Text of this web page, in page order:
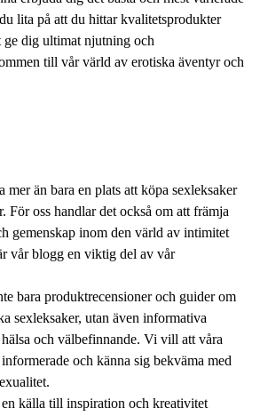
lita på att du hittar kvalitetsprodukter
ge dig ultimat njutning och
till vår värld av erotiska äventyr och
mer än bara en plats att köpa sexleksaker
För oss handlar det också om att främja
gemenskap inom den värld av intimitet
vår blogg en viktig del av vår
bara produktrecensioner och guider om
sexleksaker, utan även informativa
och välbefinnande. Vi vill att våra
och känna sig bekväma med
källa till inspiration och kreativitet